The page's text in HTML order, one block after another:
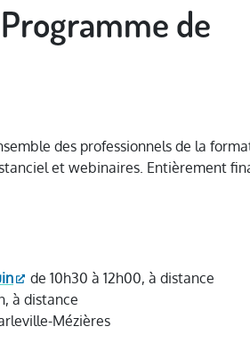
de
des professionnels de la
et webinaires. Entièrement
de 10h30 à 12h00, à distance
à distance
Mézières